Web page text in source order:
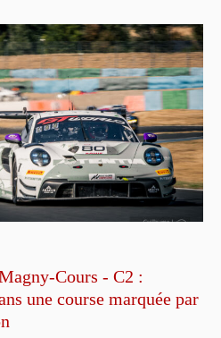
Cours - C2 :
une course marquée par